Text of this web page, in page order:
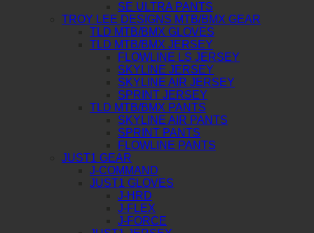
SE ULTRA PANTS
TROY LEE DESIGNS MTB/BMX GEAR
TLD MTB/BMX GLOVES
TLD MTB/BMX JERSEY
FLOWLINE LS JERSEY
SKYLINE JERSEY
SKYLINE AIR JERSEY
SPRINT JERSEY
TLD MTB/BMX PANTS
SKYLINE AIR PANTS
SPRINT PANTS
FLOWLINE PANTS
JUST1 GEAR
J-COMMAND
JUST1 GLOVES
J-HRD
J-FLEX
J-FORCE